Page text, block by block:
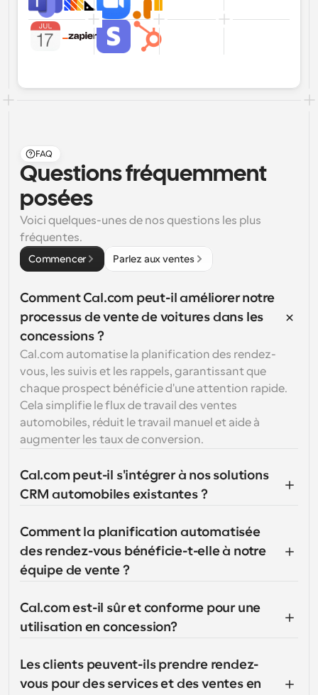
FAQ
Questions fréquemment
posées
Voici quelques-unes de nos questions les plus
fréquentes.
Commencer Parlez aux ventes
Comment Cal.com peut-il améliorer notre
processus de vente de voitures dans les
concessions ?
Cal.com automatise la planification des rendez-
vous, les suivis et les rappels, garantissant que
chaque prospect bénéficie d'une attention rapide.
Cela simplifie le flux de travail des ventes
automobiles, réduit le travail manuel et aide à
augmenter les taux de conversion.
Cal.com peut-il s'intégrer à nos solutions
CRM automobiles existantes ?
Comment la planification automatisée
des rendez-vous bénéficie-t-elle à notre
équipe de vente ?
Cal.com est-il sûr et conforme pour une
utilisation en concession?
Les clients peuvent-ils prendre rendez-
vous pour des services et des ventes en